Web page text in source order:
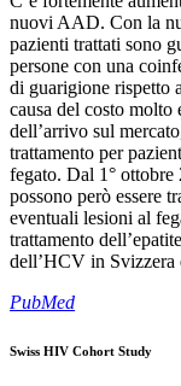
nuovi AAD. Con la
pazienti trattati sono
persone con una
di guarigione rispetto
causa del costo
dell’arrivo sul
trattamento per
fegato. Dal 1°
possono però essere
eventuali lesioni al
trattamento
dell’HCV in Svizzera
PubMed
Swiss HIV Cohort Study